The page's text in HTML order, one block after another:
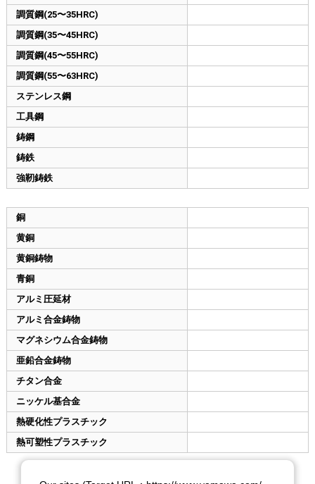
調質鋼(25〜35HRC)
調質鋼(35〜45HRC)
調質鋼(45〜55HRC)
調質鋼(55〜63HRC)
ステンレス鋼
工具鋼
鋳鋼
鋳鉄
強靭鋳鉄
銅
黄銅
黄銅鋳物
青銅
アルミ圧延材
アルミ合金鋳物
マグネシウム合金鋳物
亜鉛合金鋳物
チタン合金
ニッケル基合金
熱硬化性プラスチック
熱可塑性プラスチック